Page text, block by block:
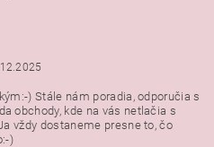
) Stále nám poradia, odporučia s
obchody, kde na vás netlačia s
vždy dostaneme presne to, čo
)